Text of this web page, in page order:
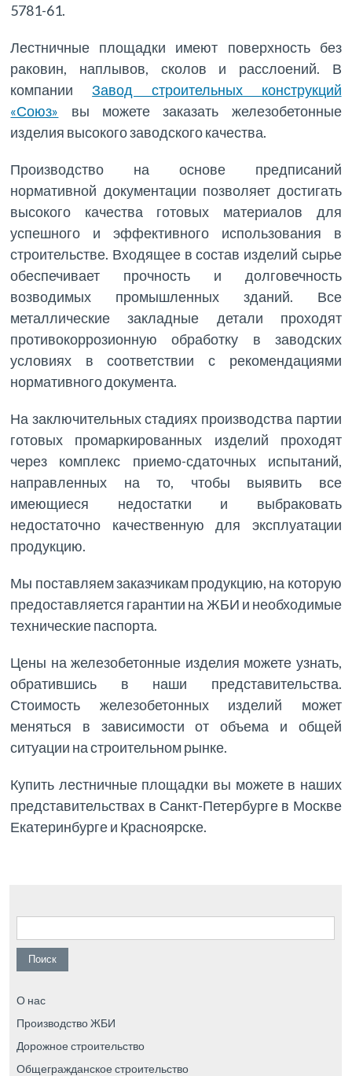
5781-61.
Лестничные площадки имеют поверхность без
раковин, наплывов, сколов и расслоений. В
компанииЗавод строительных конструкций
«Союз» вы можете заказать железобетонные
изделия высокого заводского качества.
Производство на основе предписаний
нормативной документации позволяет достигать
высокого качества готовых материалов для
успешного и эффективного использования в
строительстве. Входящее в состав изделий сырье
обеспечивает прочность и долговечность
возводимых промышленных зданий. Все
металлические закладные детали проходят
противокоррозионную обработку в заводских
условиях в соответствии с рекомендациями
нормативного документа.
На заключительных стадиях производства партии
готовых промаркированных изделий проходят
через комплекс приемо-сдаточных испытаний,
направленных на то, чтобы выявить все
имеющиеся недостатки и выбраковать
недостаточно качественную для эксплуатации
продукцию.
Мы поставляем заказчикам продукцию, на которую
предоставляется гарантии на ЖБИ и необходимые
технические паспорта.
Цены на железобетонные изделия можете узнать,
обратившись в наши представительства.
Стоимость железобетонных изделий может
меняться в зависимости от объема и общей
ситуации на строительном рынке.
Купить лестничные площадки вы можете в наших
представительствах в Санкт-Петербурге в Москве
Екатеринбурге и Красноярске.
Найти:
О нас
Производство ЖБИ
Дорожное строительство
Общегражданское строительство